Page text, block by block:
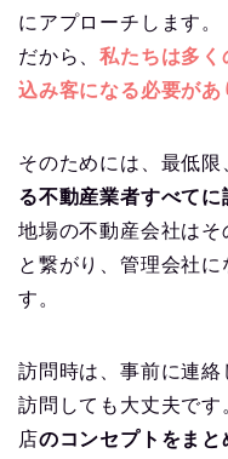
にアプローチします。
だから、私たちは多く
込み客になる必要があ
そのためには、最低限
る不動産業者すべて
地場の不動産会社は
と繋がり、管理会社
す。
訪問時は、事前に連
訪問しても大丈夫です
店のコンセプトをま